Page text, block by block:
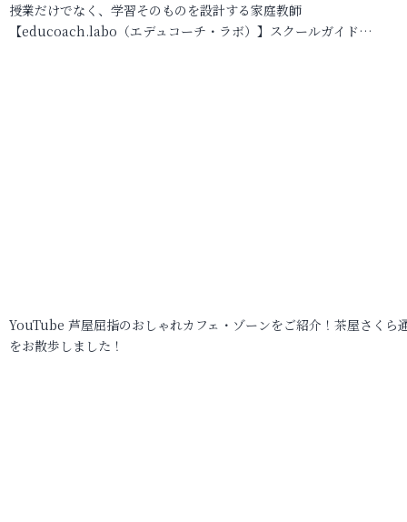
授業だけでなく、学習そのものを設計する家庭教師
【educoach.labo（エデュコーチ・ラボ）】スクールガイド…
YouTube 芦屋屈指のおしゃれカフェ・ゾーンをご紹介！茶屋さくら
をお散歩しました！